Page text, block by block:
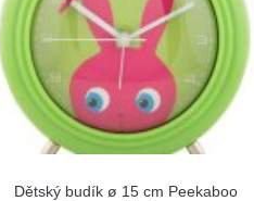
Dětský budík ø 15 cm Peekaboo